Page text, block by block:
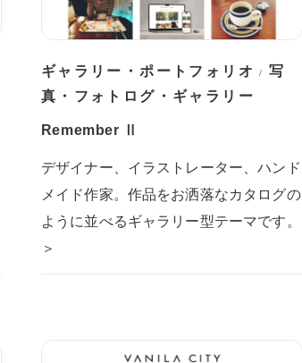
ギャラリー・ポートフォリオ /写
真・フォトログ・ギャラリー
Remember Ⅱ
デザイナー、イラストレーター、ハンド
メイド作家。作品をお洒落なカタログの
ように並べるギャラリー型テーマです。
＞